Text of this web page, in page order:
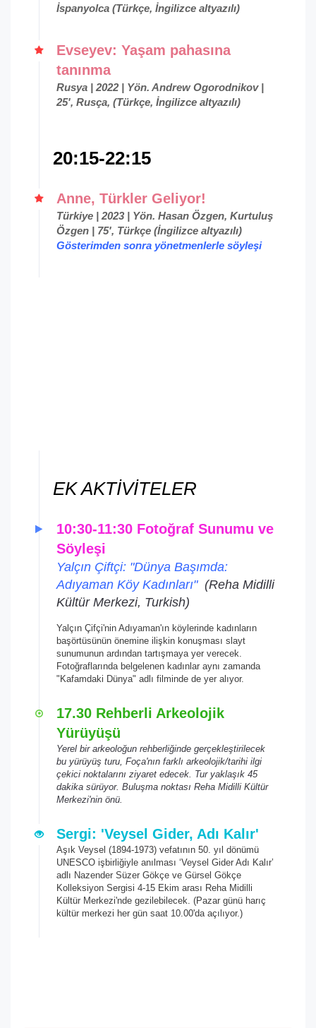
İspanyolca (Türkçe, İngilizce altyazılı)
Evseyev: Yaşam pahasına
tanınma
Rusya | 2022 | Yön. Andrew Ogorodnikov |
25', Rusça, (Türkçe, İngilizce altyazılı)
20:15-22:15
Anne, Türkler Geliyor!
Türkiye | 2023 | Yön. Hasan Özgen, Kurtuluş
Özgen | 75', Türkçe (İngilizce altyazılı)
Gösterimden sonra yönetmenlerle söyleşi
EK AKTİVİTELER
10:30-11:30 Fotoğraf Sunumu ve
Söyleşi
Yalçın Çiftçi: "Dünya Başımda:
Adıyaman Köy Kadınları" (Reha Midilli
Kültür Merkezi, Turkish)
Yalçın Çifçi'nin Adıyaman'ın köylerinde kadınların
başörtüsünün önemine ilişkin konuşması slayt
sunumunun ardından tartışmaya yer verecek.
Fotoğraflarında belgelenen kadınlar aynı zamanda
"Kafamdaki Dünya" adlı filminde de yer alıyor.
17.30 Rehberli Arkeolojik
Yürüyüşü
Yerel bir arkeoloğun rehberliğinde gerçekleştirilecek
bu yürüyüş turu, Foça'nın farklı arkeolojik/tarihi ilgi
çekici noktalarını ziyaret edecek. Tur yaklaşık 45
dakika sürüyor. Buluşma noktası Reha Midilli Kültür
Merkezi'nin önü.
Sergi: 'Veysel Gider, Adı Kalır'
Aşık Veysel (1894-1973) vefatının 50. yıl dönümü
UNESCO işbirliğiyle anılması ‘Veysel Gider Adı Kalır’
adlı Nazender Süzer Gökçe ve Gürsel Gökçe
Kolleksiyon Sergisi 4-15 Ekim arası Reha Midilli
Kültür Merkezi'nde gezilebilecek. (Pazar günü harıç
kültür merkezi her gün saat 10.00'da açılıyor.)